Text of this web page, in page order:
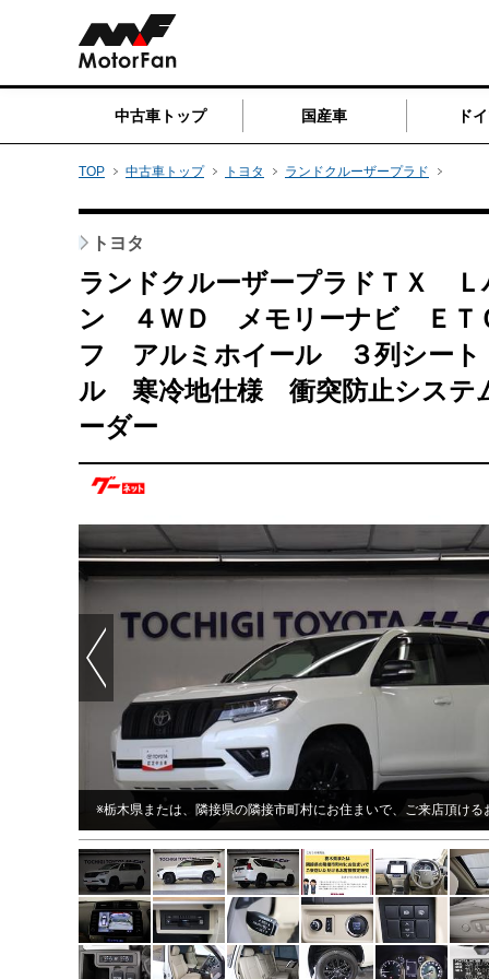
中古車トップ 国産車 ド
TOP 中古車トップ トヨタ ランドクルーザープラド
トヨタ
ランドクルーザープラドＴＸ
ン ４ＷＤ メモリーナビ Ｅ
フ アルミホイール ３列シー
ル 寒冷地仕様 衝突防止シス
ーダー
※栃木県または、隣接県の隣接市町村にお住まいで、ご来店頂ける
Prev